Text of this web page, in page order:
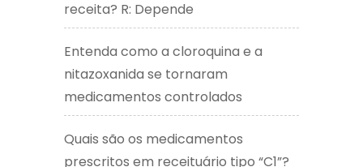
receita? R: Depende
Entenda como a cloroquina e a
nitazoxanida se tornaram
medicamentos controlados
Quais são os medicamentos
prescritos em receituário tipo “C1”?